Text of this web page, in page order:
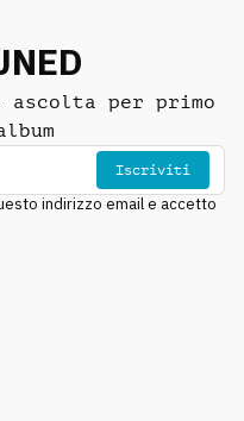
per primo
Iscriviti
indirizzo email e accetto